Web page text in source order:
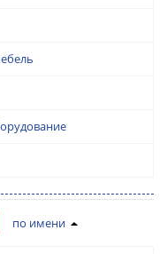
по имени